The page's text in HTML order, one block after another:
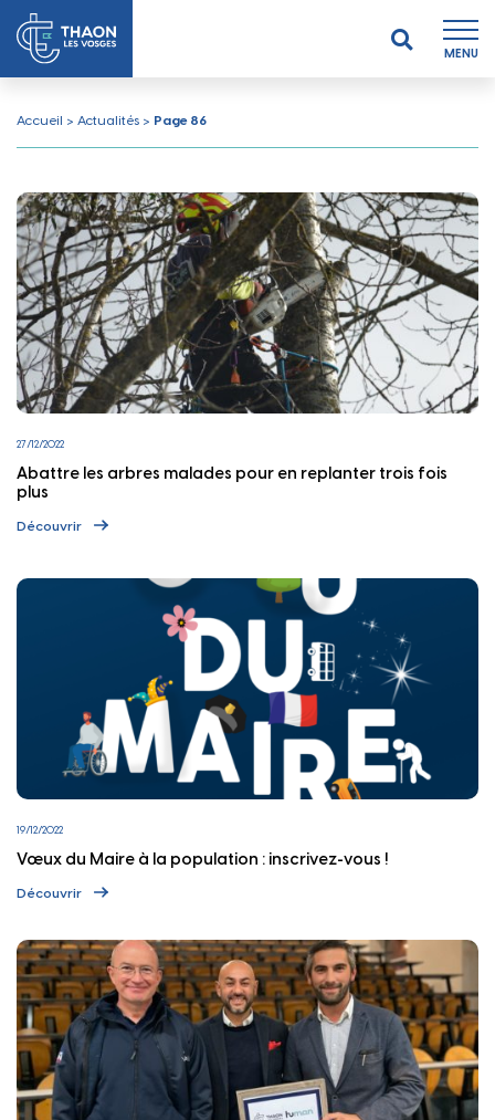
MENU
Accueil > Actualités > Page 86
27/12/2022
Abattre les arbres malades pour en replanter trois fois
plus
Découvrir
19/12/2022
Vœux du Maire à la population : inscrivez-vous !
Découvrir